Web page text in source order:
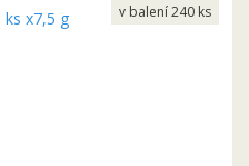
v balení 240 ks